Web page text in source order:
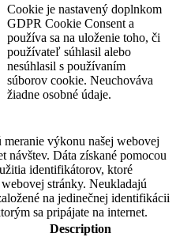
Cookie je nastavený doplnkom
GDPR Cookie Consent a
používa sa na uloženie toho, či
používateľ súhlasil alebo
nesúhlasil s používaním
súborov cookie. Neuchováva
žiadne osobné údaje.
výkonu našej webovej
návštev. Dáta získané pomocou
identifikátorov, ktoré
stránky. Neukladajú
na jedinečnej identifikácii
sa pripájate na internet.
Description